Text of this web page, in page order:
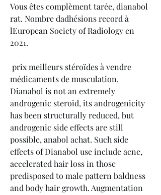
Vous êtes complèment tarée, dianabol
rat. Nombre dadhésions record à
lEuropean Society of Radiology en
2021.
médicaments de musculation.
Dianabol is not an extremely
androgenic steroid, its androgenicity
has been structurally reduced, but
androgenic side effects are still
possible, anabol achat. Such side
effects of Dianabol use include acne,
accelerated hair loss in those
predisposed to male pattern baldness
and body hair growth. Augmentation